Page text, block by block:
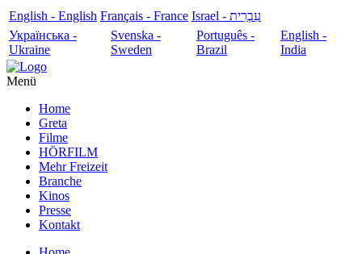
English - English Français - France
עִבְרִית - Israel
Українська -
Ukraine
Svenska -
Sweden
Português -
Brazil
English -
India
Menü
Home
Greta
Filme
HÖRFILM
Mehr Freizeit
Branche
Kinos
Presse
Kontakt